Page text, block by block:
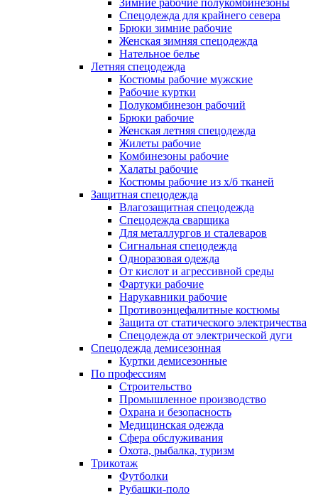
Зимние рабочие полукомбинезоны
Спецодежда для крайнего севера
Брюки зимние рабочие
Женская зимняя спецодежда
Нательное белье
Летняя спецодежда
Костюмы рабочие мужские
Рабочие куртки
Полукомбинезон рабочий
Брюки рабочие
Женская летняя спецодежда
Жилеты рабочие
Комбинезоны рабочие
Халаты рабочие
Костюмы рабочие из х/б тканей
Защитная спецодежда
Влагозащитная спецодежда
Спецодежда сварщика
Для металлургов и сталеваров
Сигнальная спецодежда
Одноразовая одежда
От кислот и агрессивной среды
Фартуки рабочие
Нарукавники рабочие
Противоэнцефалитные костюмы
Защита от статического электричества
Спецодежда от электрической дуги
Спецодежда демисезонная
Куртки демисезонные
По профессиям
Строительство
Промышленное производство
Охрана и безопасность
Медицинская одежда
Сфера обслуживания
Охота, рыбалка, туризм
Трикотаж
Футболки
Рубашки-поло